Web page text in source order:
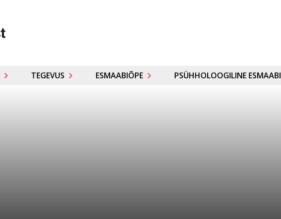
TEGEVUS ESMAABIÕPE PSÜHHOLOOGILINE ESMAABI